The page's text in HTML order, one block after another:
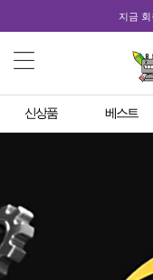
지금
신상품 베스트